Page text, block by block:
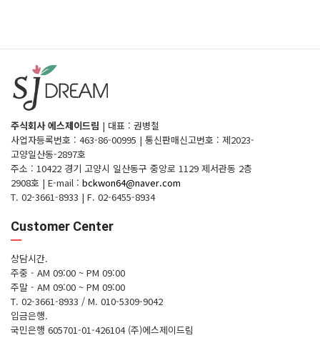
주식회사 에스제이드림 | 대표 : 권병철
사업자등록번호 : 463-86-00995 | 통신판매신고번호 : 제2023-
고양일산동-2897호
주소 : 10422 경기 고양시 일산동구 중앙로 1129 제서관동 2층
2908호 | E-mail : bckwon64@naver.com
T. 02-3661-8933 | F. 02-6455-8934
Customer Center
상담시간.
주중 - AM 09:00 ~ PM 09:00
주말 - AM 09:00 ~ PM 09:00
T. 02-3661-8933 / M. 010-5309-9042
입금은행.
국민은행 605701-01-426104 (주)에스제이드림